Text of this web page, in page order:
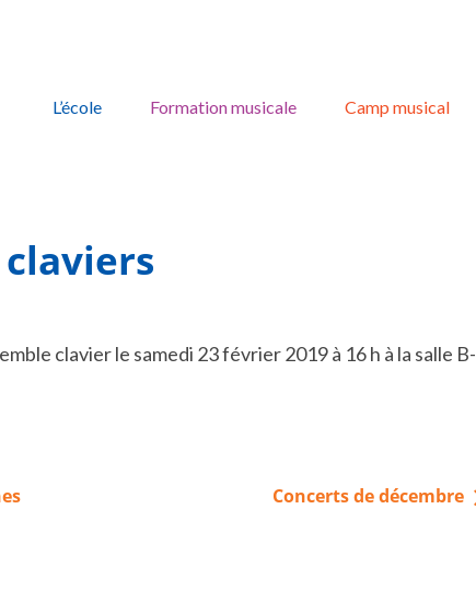
content
L’école Formation musicale Camp musical
claviers
clavier le samedi 23 février 2019 à 16 h à la salle B-
Concerts de décembre